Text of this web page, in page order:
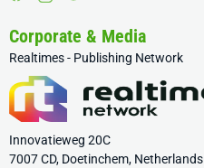
Corporate & Media
Realtimes - Publishing Network
Innovatieweg 20C
7007 CD, Doetinchem, Netherlands